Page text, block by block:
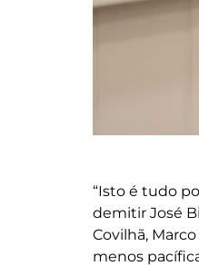
“Isto é tudo
demitir José
Covilhã,
menos